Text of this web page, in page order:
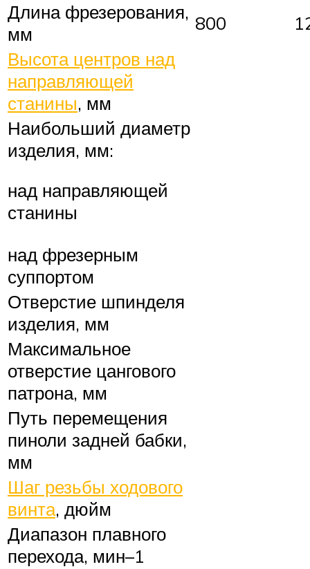
Длина фрезерования,
мм
800
Высота центров над
направляющей
станины, мм
Наибольший диаметр
изделия, мм:
над направляющей
станины
над фрезерным
суппортом
Отверстие шпинделя
изделия, мм
Максимальное
отверстие цангового
патрона, мм
Путь перемещения
пиноли задней бабки,
мм
Шаг резьбы ходового
винта, дюйм
Диапазон плавного
перехода, мин–1